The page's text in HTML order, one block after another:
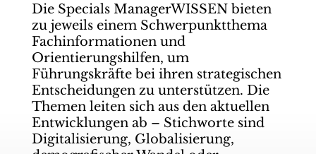
Die Specials ManagerWISSEN bieten
zu jeweils einem Schwerpunktthema
Fachinformationen und
Orientierungshilfen, um
Führungskräfte bei ihren strategischen
Entscheidungen zu unterstützen. Die
Themen leiten sich aus den aktuellen
Entwicklungen ab – Stichworte sind
Digitalisierung, Globalisierung,